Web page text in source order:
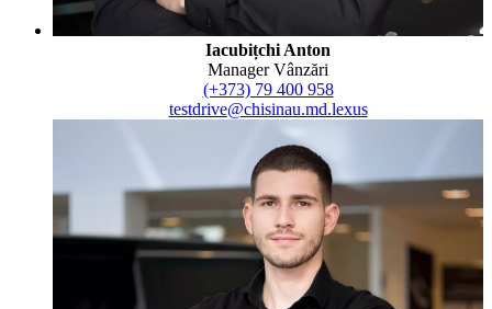
Iacubițchi Anton
Manager Vânzări
(+373) 79 400 958
testdrive@chisinau.md.lexus